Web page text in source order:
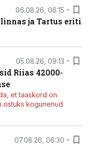
06.08.26, 06:15
ja Tartus eriti
05.08.26, 09:13
Riias 42000-
et taaskord on
ostuks kogunenud
07.08.26, 06:30